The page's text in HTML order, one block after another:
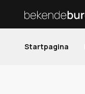
Startpagina